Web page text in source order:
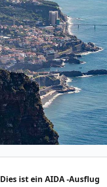
Dies ist ein AIDA -Ausflug